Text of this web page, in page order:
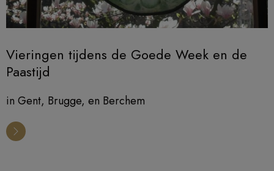
Vieringen tijdens de Goede Week en de
Paastijd
in Gent, Brugge, en Berchem